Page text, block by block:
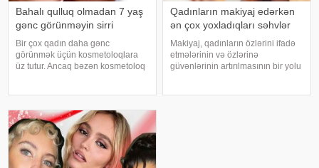
Bahalı qulluq olmadan 7 yaş
gənc görünməyin sirri
Bir çox qadın daha gənc
görünmək üçün kosmetoloqlara
üz tutur. Ancaq bəzən kosmetoloq
yolla daha gənc görünmək
mümkündür. Onlara əməl etsəniz
Qadınların makiyaj edərkən
ən çox yoxladıqları səhvlər
Makiyaj, qadınların özlərini ifadə
etmələrinin və özlərinə
güvənlərinin artırılmasının bir yolu